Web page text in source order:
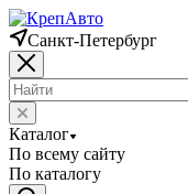
Санкт-Петербург
Каталог
По всему сайту
По каталогу